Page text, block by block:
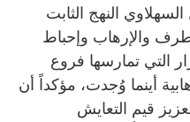
النهج الثابت
والإرهاب وإحباط
التي تمارسها فروع
أينما وُجدت، مؤكداً أن
قيم التعايش